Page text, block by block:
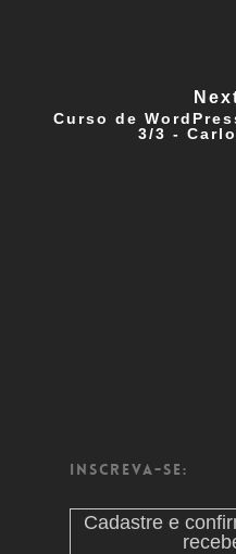
Curso de
3/3 -
Inscreva-se:
Cadastre e